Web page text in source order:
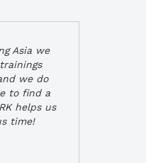
Asia we
we do
to find a
helps us
time!